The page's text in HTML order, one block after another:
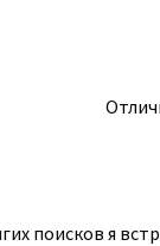
поисков я